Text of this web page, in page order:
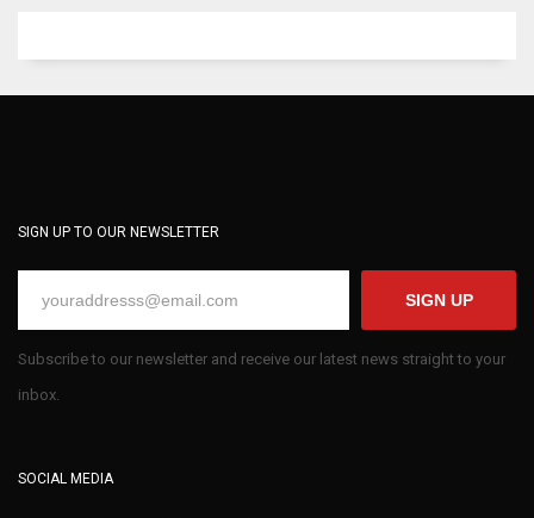
SIGN UP TO OUR NEWSLETTER
SIGN UP
Subscribe to our newsletter and receive our latest news straight to your
inbox.
SOCIAL MEDIA